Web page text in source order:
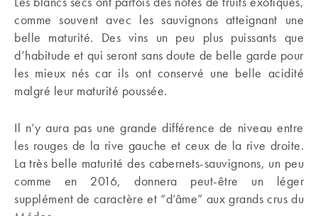
comme souvent avec les sauvignons atteignant une
belle maturité. Des vins un peu plus puissants que
d’habitude et qui seront sans doute de belle garde pour
les mieux nés car ils ont conservé une belle acidité
malgré leur maturité poussée.
Il n’y aura pas une grande différence de niveau entre
les rouges de la rive gauche et ceux de la rive droite.
La très belle maturité des cabernets-sauvignons, un peu
comme en 2016, donnera peut-être un léger
supplément de caractère et “d’âme” aux grands crus du